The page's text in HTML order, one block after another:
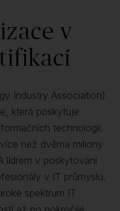
v
Industry Association)
která poskytuje
technologií.
než dvěma miliony
lídrem v poskytování
v IT průmyslu.
spektrum IT